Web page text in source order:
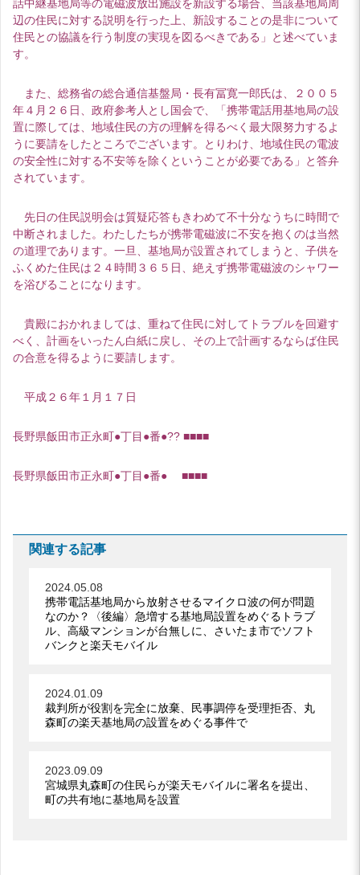
話中継基地局等の電磁波放出施設を新設する場合、当該基地局周
辺の住民に対する説明を行った上、新設することの是非について
住民との協議を行う制度の実現を図るべきである」と述べていま
す。
また、総務省の総合通信基盤局・長有冨寛一郎氏は、２００５
年４月２６日、政府参考人とし国会で、「携帯電話用基地局の設
置に際しては、地域住民の方の理解を得るべく最大限努力するよ
うに要請をしたところでございます。とりわけ、地域住民の電波
の安全性に対する不安等を除くということが必要である」と答弁
されています。
先日の住民説明会は質疑応答もきわめて不十分なうちに時間で
中断されました。わたしたちが携帯電磁波に不安を抱くのは当然
の道理であります。一旦、基地局が設置されてしまうと、子供を
ふくめた住民は２４時間３６５日、絶えず携帯電磁波のシャワー
を浴びることになります。
貴殿におかれましては、重ねて住民に対してトラブルを回避す
べく、計画をいったん白紙に戻し、その上で計画するならば住民
の合意を得るように要請します。
平成２６年１月１７日
長野県飯田市正永町●丁目●番●?? ■■■■
長野県飯田市正永町●丁目●番● ■■■■
関連する記事
2024.05.08
携帯電話基地局から放射させるマイクロ波の何が問題
なのか？〈後編〉急増する基地局設置をめぐるトラブ
ル、高級マンションが台無しに、さいたま市でソフト
バンクと楽天モバイル
2024.01.09
裁判所が役割を完全に放棄、民事調停を受理拒否、丸
森町の楽天基地局の設置をめぐる事件で
2023.09.09
宮城県丸森町の住民らが楽天モバイルに署名を提出、
町の共有地に基地局を設置